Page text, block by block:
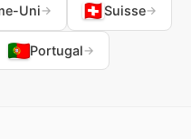
Uni→ Suisse→
Portugal →